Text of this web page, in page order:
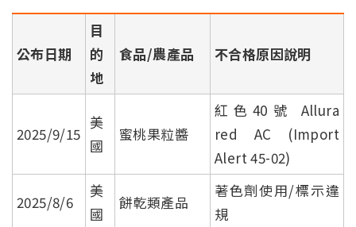
公布日期
目
的
地
食品/農產品 不合格原因說明
2025/9/15
美
國
蜜桃果粒醬
紅色40號 Allura
red AC (Import
Alert 45-02)
2025/8/6
美
國
餅乾類產品
著色劑使用/標示違
規